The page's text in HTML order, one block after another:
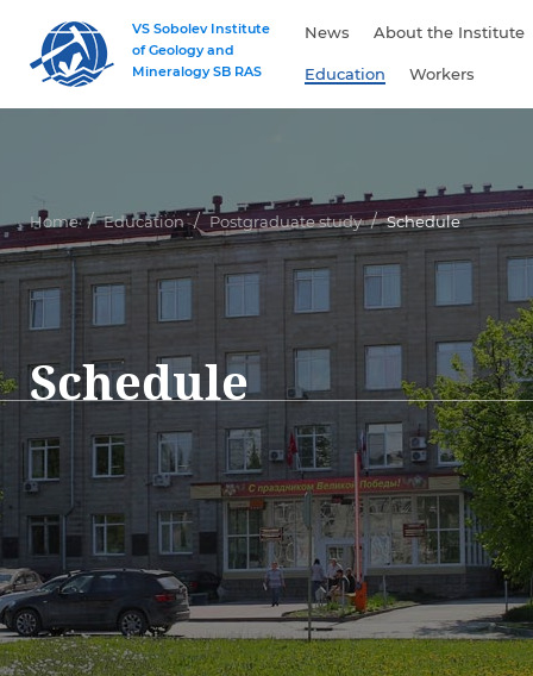
VS Sobolev Institute
of Geology and
Mineralogy SB RAS
News About the Institute
Education Workers
Home Education Postgraduate study Schedule
Schedule